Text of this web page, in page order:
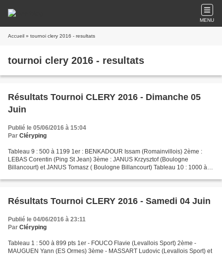
MENU
Accueil » tournoi clery 2016 - resultats
tournoi clery 2016 - resultats
Résultats Tournoi CLERY 2016 - Dimanche 05
Juin
Publié le 05/06/2016 à 15:04
Par Cléryping
Tableau 9 : 500 à 1199 1er : BENKADOUR Issam (Romainvillois) 2ème :
LEBAS Corentin (Ping St Jean) 3ème : JANUS Krzysztof (Boulogne
Billancourt) et JANUS Tomasz ( Boulogne Billancourt) Tableau 10 : 1000 à
Résultats Tournoi CLERY 2016 - Samedi 04 Juin
Publié le 04/06/2016 à 23:11
Par Cléryping
Tableau 1 : 500 à 899 pts 1er - FOUCO Flavie (Levallois Sport) 2ème -
MAUGUEN Yann (ES Ormes) 3ème - MASSART Ludovic (Levallois Sport) et